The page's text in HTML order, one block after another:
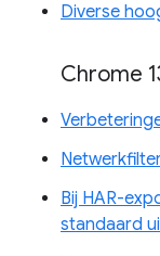
Diverse
Chrome
Bij HAR-
standaard